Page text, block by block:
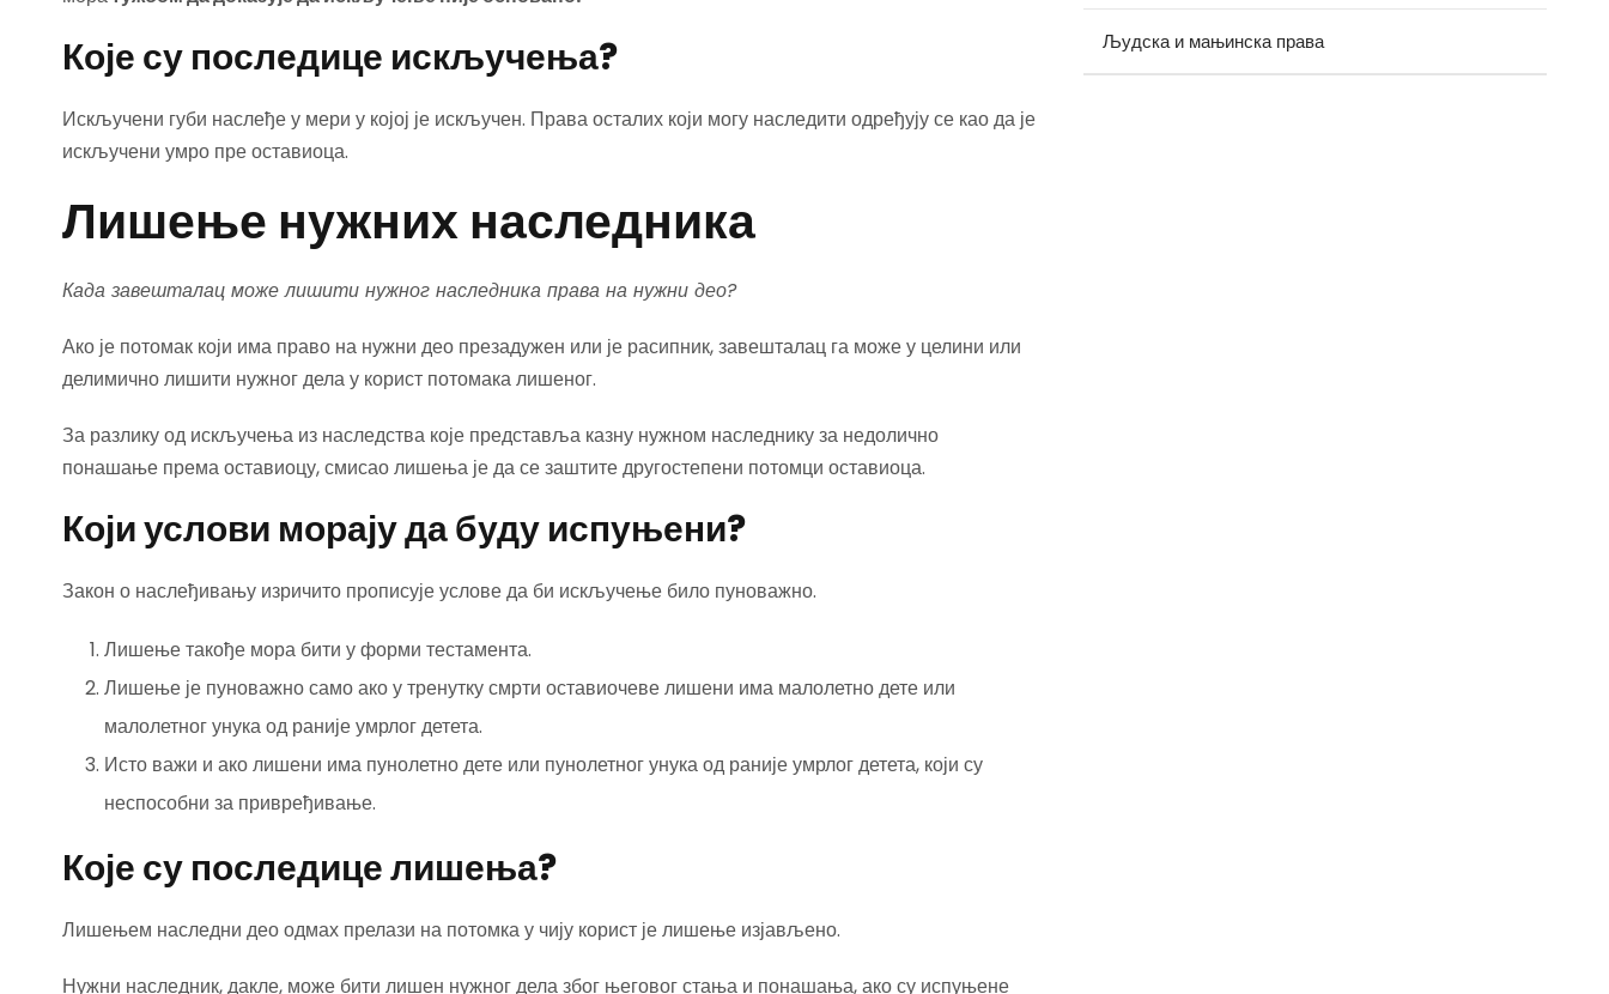
Које су последице искључења?
Искључени губи наслеђе у мери у којој је искључен. Права осталих који могу наследити одређују се као да је
искључени умро пре оставиоца.
Лишење нужних наследника
Када завешталац може лишити нужног наследника права на нужни део?
Ако је потомак који има право на нужни део презадужен или је расипник, завешталац га може у целини или
делимично лишити нужног дела у корист потомака лишеног.
За разлику од искључења из наследства које представља казну нужном наследнику за недолично
понашање према оставиоцу, смисао лишења је да се заштите другостепени потомци оставиоца.
Који услови морају да буду испуњени?
Закон о наслеђивању изричито прописује услове да би искључење било пуноважно.
Лишење такође мора бити у форми тестамента.
Лишење је пуноважно само ако у тренутку смрти оставиочеве лишени има малолетно дете или
малолетног унука од раније умрлог детета.
Исто важи и ако лишени има пунолетно дете или пунолетног унука од раније умрлог детета, који су
неспособни за привређивање.
Које су последице лишења?
Лишењем наследни део одмах прелази на потомка у чију корист је лишење изјављено.
Нужни наследник, дакле, може бити лишен нужног дела због његовог стања и понашања, ако су испуњене
Људска и мањинска права